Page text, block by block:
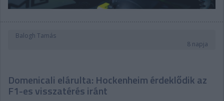
Balogh Tamás
8 napja
Domenicali elárulta: Hockenheim érdeklődik az
F1-es visszatérés iránt